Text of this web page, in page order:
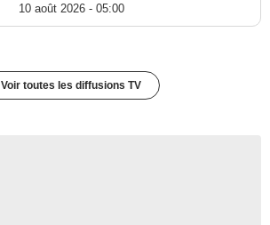
10 août 2026 - 05:00
Voir toutes les diffusions TV